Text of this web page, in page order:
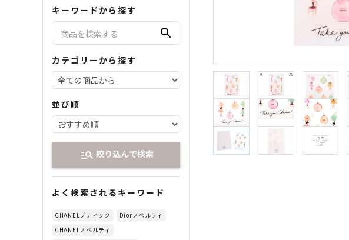
キーワードから探す
search
カテゴリーから探す
並び順
manage_search 絞り込んで検索
よく検索されるキーワード
CHANELブティック
Diorノベルティ
CHANELノベルティ